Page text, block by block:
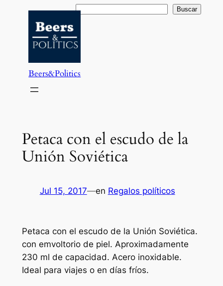
contenido
Buscar Buscar
Beers&Politics
Petaca con el escudo de la
Unión Soviética
Jul 15, 2017—en Regalos políticos
Petaca con el escudo de la Unión Soviética.
con emvoltorio de piel. Aproximadamente
230 ml de capacidad. Acero inoxidable.
Ideal para viajes o en días fríos.